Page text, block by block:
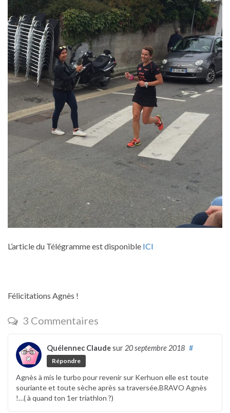
L’article du Télégramme est disponible ICI
Félicitations Agnès !
3 Commentaires
Quélennec Claudesur 20 septembre 2018 #
Répondre
Agnès à mis le turbo pour revenir sur Kerhuon elle est toute
souriante et toute sèche après sa traversée.BRAVO Agnès
!…( à quand ton 1er triathlon ?)